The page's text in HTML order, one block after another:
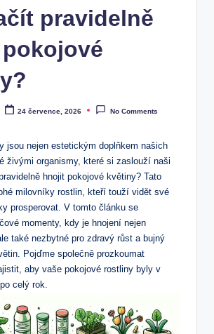
pravidelně
24 července, 2026 No Comments
jsou nejen estetickým doplňkem našich
živými organismy, které si zaslouží naši
hnojit pokojové květiny? Tato
milovníky rostlin, kteří touží vidět své
prosperovat. V tomto článku se
momenty, kdy je hnojení nejen
také nezbytné pro zdravý růst a bujný
Pojďme společně prozkoumat
aby vaše pokojové rostliny byly v
celý rok.